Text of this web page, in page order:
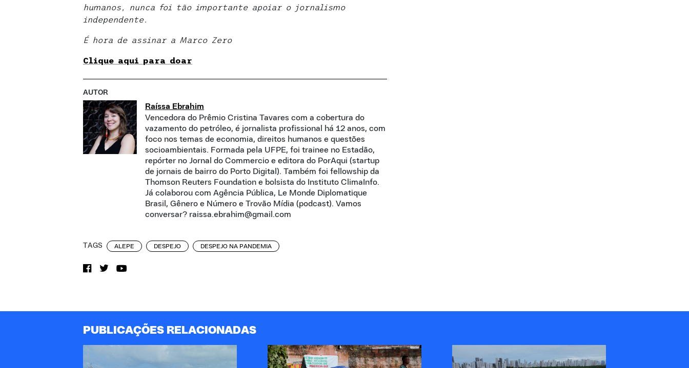
humanos, nunca foi tão importante apoiar o jornalismo
independente.
É hora de assinar a Marco Zero
Clique aqui para doar
AUTOR
Raíssa Ebrahim
Vencedora do Prêmio Cristina Tavares com a cobertura do
vazamento do petróleo, é jornalista profissional há 12 anos, com
foco nos temas de economia, direitos humanos e questões
socioambientais. Formada pela UFPE, foi trainee no Estadão,
repórter no Jornal do Commercio e editora do PorAqui (startup
de jornais de bairro do Porto Digital). Também foi fellowship da
Thomson Reuters Foundation e bolsista do Instituto ClimaInfo.
Já colaborou com Agência Pública, Le Monde Diplomatique
Brasil, Gênero e Número e Trovão Mídia (podcast). Vamos
conversar? raissa.ebrahim@gmail.com
TAGS ALEPE DESPEJO DESPEJO NA PANDEMIA
PUBLICAÇÕES RELACIONADAS